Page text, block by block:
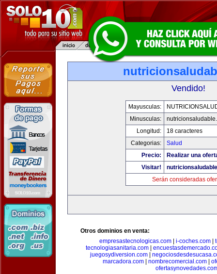
Vendido!
Mayusculas:
Minusculas:
Longitud:
18 caracteres
Categorias:
Salud
Precio:
Realizar una
Visitar!
Serán consideradas
Otros dominios en venta:
empresastecnologicas.com
i-coches.com
tecnologiasanitaria.com|
juegosydiversion.com
marcadora.com| nombrecomercial.com|